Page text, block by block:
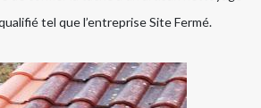
tel que l’entreprise Site Fermé.